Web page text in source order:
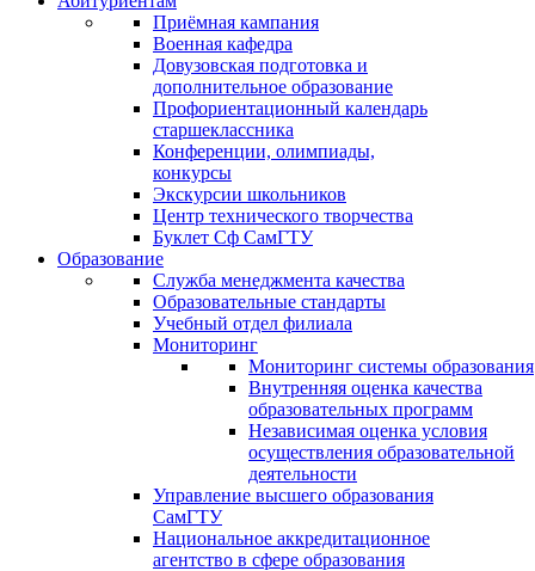
Приёмная кампания
Военная кафедра
Довузовская подготовка и
дополнительное образование
Профориентационный календарь
старшеклассника
Конференции, олимпиады,
конкурсы
Экскурсии школьников
Центр технического творчества
Буклет Сф СамГТУ
Образование
Служба менеджмента качества
Образовательные стандарты
Учебный отдел филиала
Мониторинг
Мониторинг системы образования
Внутренняя оценка качества
образовательных программ
Независимая оценка условия
осуществления образовательной
деятельности
Управление высшего образования
СамГТУ
Национальное аккредитационное
агентство в сфере образования